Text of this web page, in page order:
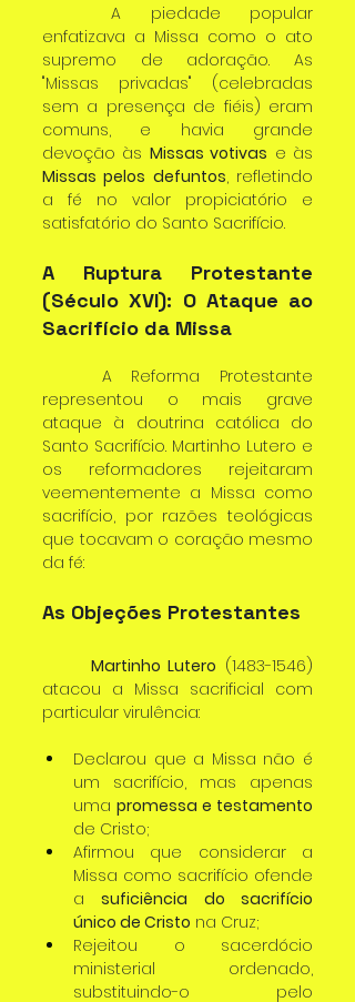
	A piedade popular
enfatizava a Missa como o ato
supremo de adoração. As
"Missas privadas" (celebradas
sem a presença de fiéis) eram
comuns, e havia grande
devoção às Missas votivas
Missas pelos defuntos, refletindo
a fé no valor propiciatório e
satisfatório do Santo Sacrifício.
A Ruptura Protestante
(Século XVI): O Ataque ao
Sacrifício da Missa
representou o mais grave
ataque à doutrina católica do
Santo Sacrifício. Martinho Lutero e
os reformadores rejeitaram
veementemente a Missa como
sacrifício, por razões teológicas
que tocavam o coração mesmo
da fé:
As Objeções Protestantes
	Martinho Lutero
(1483-1546)
atacou a Missa sacrificial com
particular virulência:
Declarou que a Missa não é
um sacrifício, mas apenas
uma promessa e testamento
de Cristo;
Afirmou que considerar a
Missa como sacrifício ofende
a suficiência do sacrifício
único de Cristo na Cruz;
Rejeitou o sacerdócio
ministerial ordenado,